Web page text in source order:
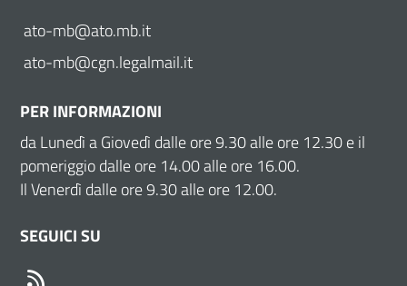
ato-mb@ato.mb.it
ato-mb@cgn.legalmail.it
PER INFORMAZIONI
da Lunedì a Giovedì dalle ore 9.30 alle ore 12.30 e il
pomeriggio dalle ore 14.00 alle ore 16.00.
Il Venerdì dalle ore 9.30 alle ore 12.00.
SEGUICI SU